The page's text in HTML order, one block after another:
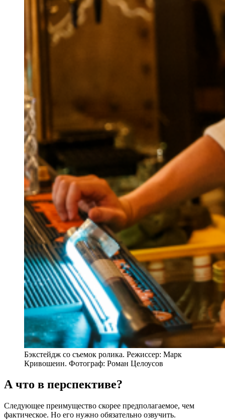
Бэкстейдж со съемок ролика. Режиссер: Марк
Кривошеин. Фотограф: Роман Целоусов
А что в перспективе?
Следующее преимущество скорее предполагаемое, чем
фактическое. Но его нужно обязательно озвучить.